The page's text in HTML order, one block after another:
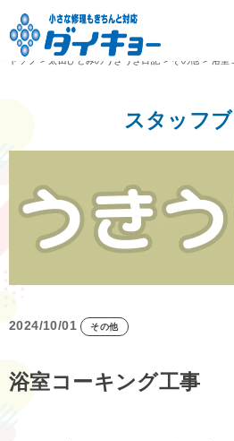
トップ
> 太田ひとみのうきうき日記 > その他 > 浴室
スタッフ
2024/10/01 その他
浴室コーキング工事